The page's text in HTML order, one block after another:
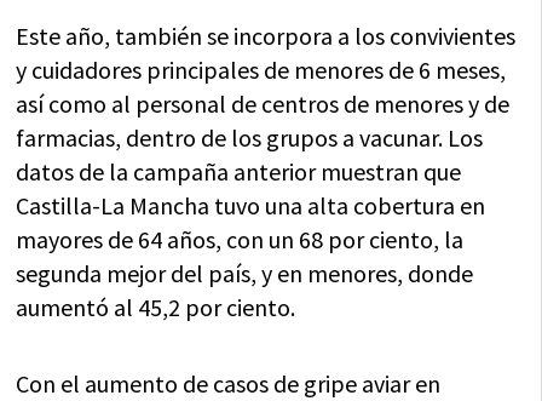
Este año, también se incorpora a los convivientes
y cuidadores principales de menores de 6 meses,
así como al personal de centros de menores y de
farmacias, dentro de los grupos a vacunar. Los
datos de la campaña anterior muestran que
Castilla-La Mancha tuvo una alta cobertura en
mayores de 64 años, con un 68 por ciento, la
segunda mejor del país, y en menores, donde
aumentó al 45,2 por ciento.
Con el aumento de casos de gripe aviar en